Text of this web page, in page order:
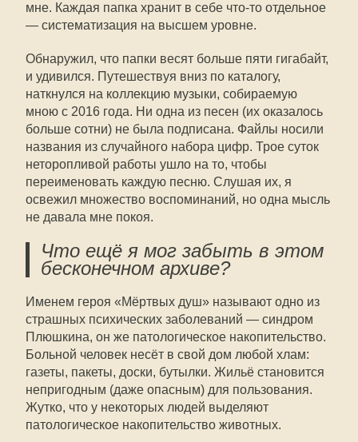
мне. Каждая папка хранит в себе что-то отдельное
— систематизация на высшем уровне.
Обнаружил, что папки весят больше пяти гигабайт,
и удивился. Путешествуя вниз по каталогу,
наткнулся на коллекцию музыки, собираемую
мною с 2016 года. Ни одна из песен (их оказалось
больше сотни) не была подписана. Файлы носили
названия из случайного набора цифр. Трое суток
неторопливой работы ушло на то, чтобы
переименовать каждую песню. Слушая их, я
освежил множество воспоминаний, но одна мысль
не давала мне покоя.
Что ещё я мог забыть в этом
бесконечном архиве?
Именем героя «Мёртвых душ» называют одно из
страшных психических заболеваний — синдром
Плюшкина, он же патологическое накопительство.
Больной человек несёт в свой дом любой хлам:
газеты, пакеты, доски, бутылки. Жильё становится
непригодным (даже опасным) для пользования.
Жутко, что у некоторых людей выделяют
патологическое накопительство животных.